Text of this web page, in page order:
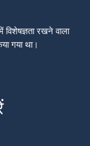
रखने वाला
गया था।